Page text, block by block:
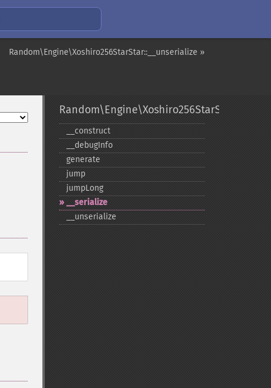
Random\Engine\Xoshiro256StarStar::__unserialize »
Random\Engine\Xoshiro256StarStar
_​_​construct
_​_​debugInfo
generate
jump
jumpLong
_​_​serialize
_​_​unserialize